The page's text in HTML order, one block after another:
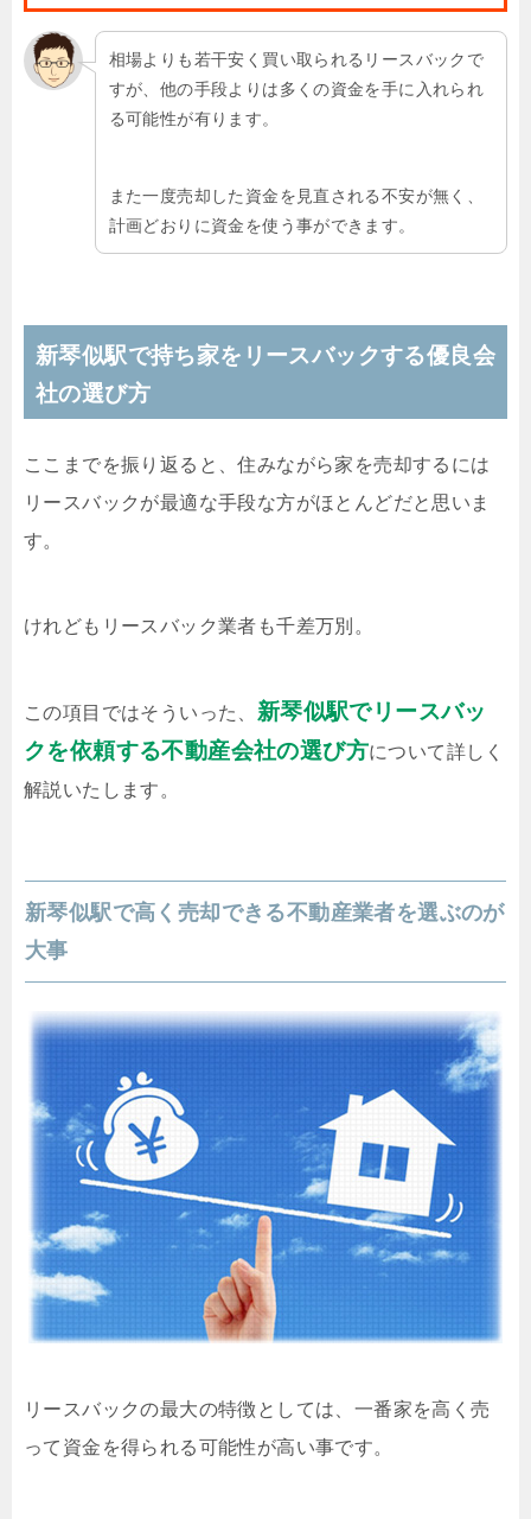
相場よりも若干安く買い取られるリースバックで
すが、他の手段よりは多くの資金を手に入れられ
る可能性が有ります。
また一度売却した資金を見直される不安が無く、
計画どおりに資金を使う事ができます。
新琴似駅で持ち家をリースバックする優良会
社の選び方
ここまでを振り返ると、住みながら家を売却するには
リースバックが最適な手段な方がほとんどだと思いま
す。
けれどもリースバック業者も千差万別。
この項目ではそういった、 新琴似駅でリースバッ
クを依頼する不動産会社の選び方について詳しく
解説いたします。
新琴似駅で高く売却できる不動産業者を選ぶのが
大事
リースバックの最大の特徴としては、一番家を高く売
って資金を得られる可能性が高い事です。